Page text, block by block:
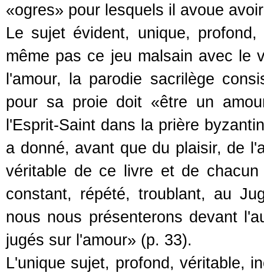
«ogres» pour lesquels il avoue
Le sujet évident, unique,
même pas ce jeu malsain avec le
l'amour, la parodie sacrilège
pour sa proie doit «être un
l'Esprit-Saint dans la prière
a donné, avant que du plaisir, de
véritable de ce livre et de
constant, répété, troublant, au
nous nous présenterons devant
jugés sur l'amour» (p. 33).
L'unique sujet, profond, véritable,